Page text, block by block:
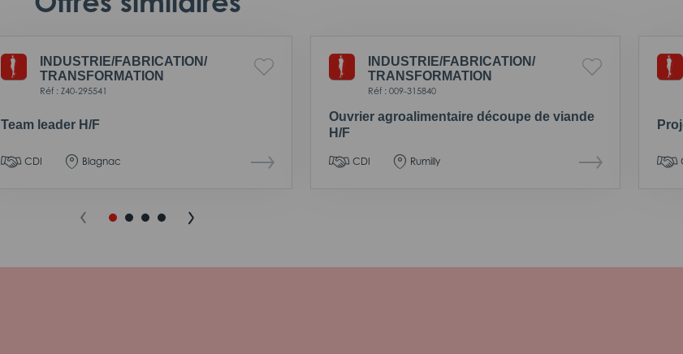
INDUSTRIE/FABRICATION/
TRANSFORMATION
Réf : Z40-295541
Team leader H/F
CDI Blagnac
INDUSTRIE/FABRICATION/
TRANSFORMATION
Réf : 009-315840
Ouvrier agroalimentaire découpe de viande
H/F
CDI Rumilly